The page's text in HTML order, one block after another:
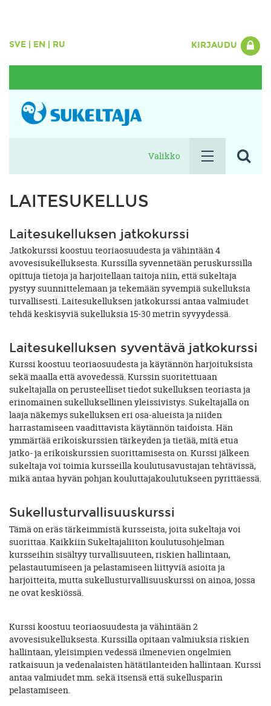
SVE EN RU KIRJAUDU
Valikko
LAITESUKELLUS
Laitesukelluksen jatkokurssi
Jatkokurssi koostuu teoriaosuudesta ja vähintään 4
avovesisukelluksesta. Kurssilla syvennetään peruskurssilla
opittuja tietoja ja harjoitellaan taitoja niin, että sukeltaja
pystyy suunnittelemaan ja tekemään syvempiä sukelluksia
turvallisesti. Laitesukelluksen jatkokurssi antaa valmiudet
tehdä keskisyviä sukelluksia 15-30 metrin syvyydessä.
Laitesukelluksen syventävä jatkokurssi
Kurssi koostuu teoriaosuudesta ja käytännön harjoituksista
sekä maalla että avovedessä. Kurssin suoritettuaan
sukeltajalla on perusteelliset tiedot sukelluksen teoriasta ja
erinomainen sukelluksellinen yleissivistys. Sukeltajalla on
laaja näkemys sukelluksen eri osa-alueista ja niiden
harrastamiseen vaadittavista käytännön taidoista. Hän
ymmärtää erikoiskurssien tärkeyden ja tietää, mitä etua
jatko- ja erikoiskurssien suorittamisesta on. Kurssi jälkeen
sukeltaja voi toimia kursseilla koulutusavustajan tehtävissä,
mikä antaa hyvän pohjan kouluttajakoulutukseen pyrittäessä.
Sukellusturvallisuuskurssi
Tämä on eräs tärkeimmistä kursseista, joita sukeltaja voi
suorittaa. Kaikkiin Sukeltajaliiton koulutusohjelman
kursseihin sisältyy turvallisuuteen, riskien hallintaan,
pelastautumiseen ja pelastamiseen liittyviä asioita ja
harjoitteita, mutta sukellusturvallisuuskurssi on ainoa, jossa
ne ovat keskiössä.
Kurssi koostuu teoriaosuudesta ja vähintään 2
avovesisukelluksesta. Kurssilla opitaan valmiuksia riskien
hallintaan, yleisimpien vedessä ilmenevien ongelmien
ratkaisuun ja vedenalaisten hätätilanteiden hallintaan. Kurssi
antaa valmiudet mm. sekä itsensä että sukellusparin
pelastamiseen.